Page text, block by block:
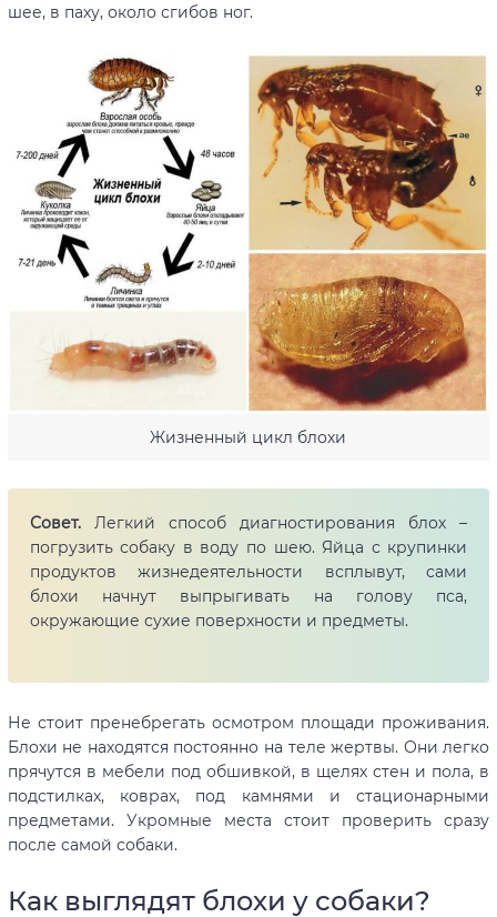
шее, в паху, около сгибов ног.
Жизненный цикл блохи
Совет.
Легкий способ диагностирования блох –
погрузить собаку в воду по шею. Яйца с крупинки
продуктов жизнедеятельности всплывут, сами
блохи начнут выпрыгивать на голову пса,
окружающие сухие поверхности и предметы.
Не стоит пренебрегать осмотром площади проживания.
Блохи не находятся постоянно на теле жертвы. Они легко
прячутся в мебели под обшивкой, в щелях стен и пола, в
подстилках, коврах, под камнями и стационарными
предметами. Укромные места стоит проверить сразу
после самой собаки.
Как выглядят блохи у собаки?